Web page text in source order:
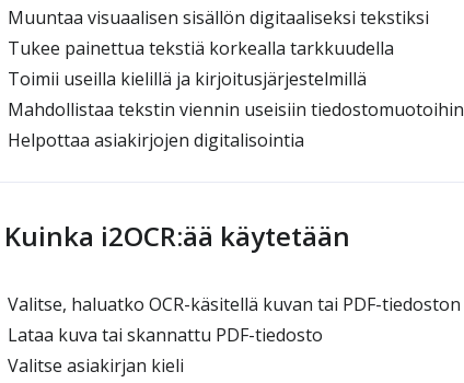
Muuntaa visuaalisen sisällön digitaaliseksi tekstiksi
Tukee painettua tekstiä korkealla tarkkuudella
Toimii useilla kielillä ja kirjoitusjärjestelmillä
Mahdollistaa tekstin viennin useisiin tiedostomuotoihin
Helpottaa asiakirjojen digitalisointia
Kuinka i2OCR:ää käytetään
Valitse, haluatko OCR-käsitellä kuvan tai PDF-tiedoston
Lataa kuva tai skannattu PDF-tiedosto
Valitse asiakirjan kieli